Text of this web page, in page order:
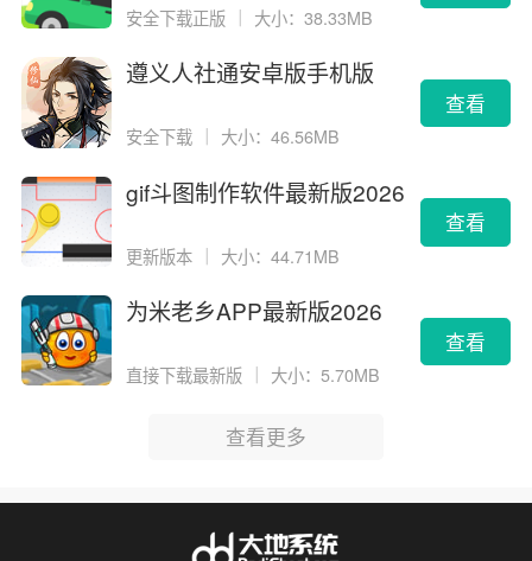
安全下载正版 大小：38.33MB
遵义人社通安卓版手机版
安全下载 大小：46.56MB
查看
gif斗图制作软件最新版2026
更新版本 ｜ 大小：44.71MB
查看
为米老乡APP最新版2026
直接下载最新版 大小：5.70MB
查看
查看更多